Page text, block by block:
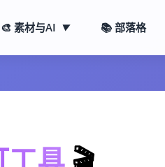
🎨 素材与AI ▼ 📚 部落格